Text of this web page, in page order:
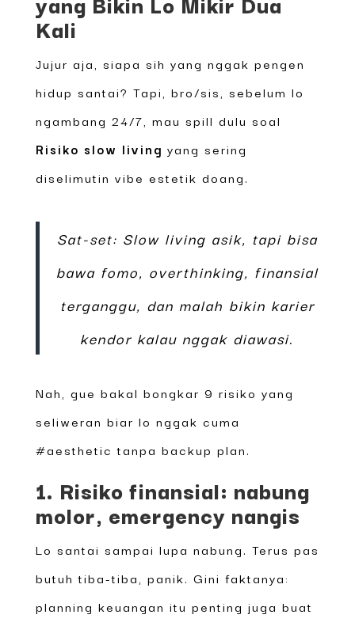
Kali
Jujur aja, siapa sih yang nggak pengen
hidup santai? Tapi, bro/sis, sebelum lo
ngambang 24/7, mau spill dulu soal
Risiko slow living yang sering
diselimutin vibe estetik doang.
Sat-set: Slow living asik, tapi bisa
bawa fomo, overthinking, finansial
terganggu, dan malah bikin karier
kendor kalau nggak diawasi.
Nah, gue bakal bongkar 9 risiko yang
seliweran biar lo nggak cuma
#aesthetic tanpa backup plan.
1. Risiko finansial: nabung
molor, emergency nangis
Lo santai sampai lupa nabung. Terus pas
butuh tiba-tiba, panik. Gini faktanya:
planning keuangan itu penting juga buat